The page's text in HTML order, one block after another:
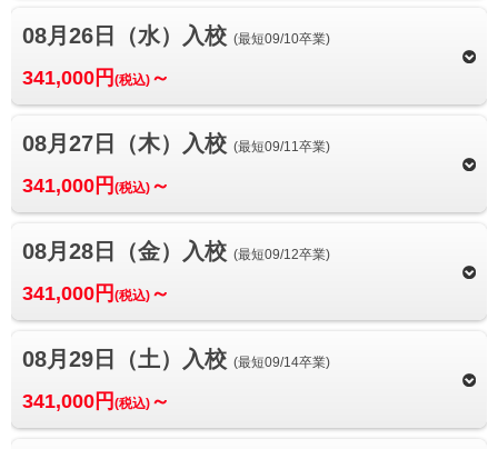
08月26日（水）入校 (最短09/10卒業)
341,000円 (税込) ～
08月27日（木）入校 (最短09/11卒業)
341,000円 (税込) ～
08月28日（金）入校 (最短09/12卒業)
341,000円 (税込) ～
08月29日（土）入校 (最短09/14卒業)
341,000円 (税込) ～